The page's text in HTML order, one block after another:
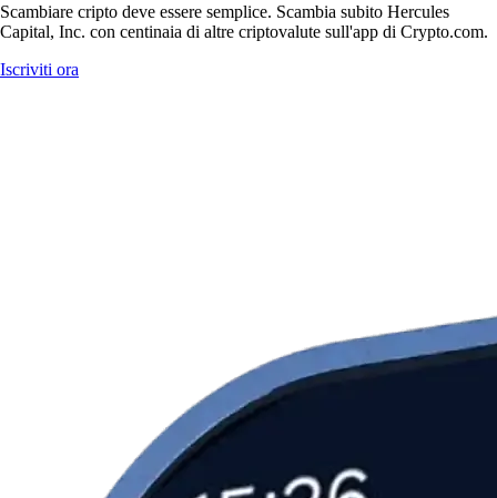
Scambiare cripto deve essere semplice. Scambia subito Hercules
Capital, Inc. con centinaia di altre criptovalute sull'app di Crypto.com.
Iscriviti ora